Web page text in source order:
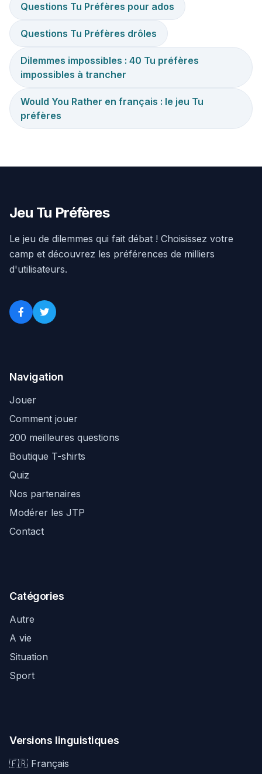
Questions Tu Préfères pour ados
Questions Tu Préfères drôles
Dilemmes impossibles : 40 Tu préfères
impossibles à trancher
Would You Rather en français : le jeu Tu
préfères
Jeu Tu Préfères
Le jeu de dilemmes qui fait débat ! Choisissez votre
camp et découvrez les préférences de milliers
d'utilisateurs.
Navigation
Jouer
Comment jouer
200 meilleures questions
Boutique T-shirts
Quiz
Nos partenaires
Modérer les JTP
Contact
Catégories
Autre
A vie
Situation
Sport
Versions linguistiques
🇫🇷 Français